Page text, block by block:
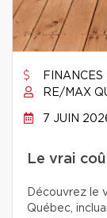
FINANCES
RE/MAX
7 JUIN
Le vrai
Découvrez le
Québec,